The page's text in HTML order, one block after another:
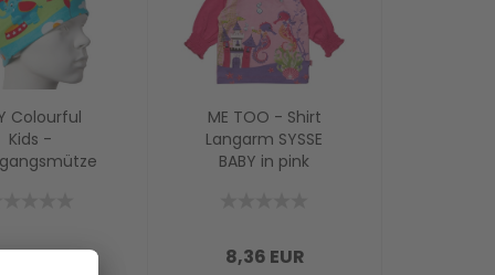
Colourful
Kids -
EUR
ME TOO - Shirt
Langarm SYSSE
BABY in pink
8,36 EUR